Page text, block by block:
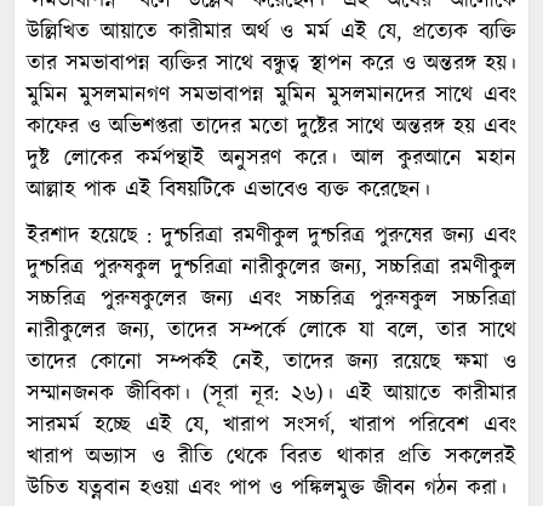
উল্লিখিত আয়াতে কারীমার অর্থ ও মর্ম এই যে, প্রত্যেক ব্যক্তি
তার সমভাবাপন্ন ব্যক্তির সাথে বন্ধুত্ব স্থাপন করে ও অন্তরঙ্গ হয়।
মুমিন মুসলমানগণ সমভাবাপন্ন মুমিন মুসলমানদের সাথে এবং
কাফের ও অভিশপ্তরা তাদের মতো দুষ্টের সাথে অন্তরঙ্গ হয় এবং
দুষ্ট লোকের কর্মপন্থাই অনুসরণ করে। আল কুরআনে মহান
আল্লাহ পাক এই বিষয়টিকে এভাবেও ব্যক্ত করেছেন।
ইরশাদ হয়েছে : দুশ্চরিত্রা রমণীকুল দুশ্চরিত্র পুরুষের জন্য এবং
দুশ্চরিত্র পুরুষকুল দুশ্চরিত্রা নারীকুলের জন্য, সচ্চরিত্রা রমণীকুল
সচ্চরিত্র পুরুষকুলের জন্য এবং সচ্চরিত্র পুরুষকুল সচ্চরিত্রা
নারীকুলের জন্য, তাদের সম্পর্কে লোকে যা বলে, তার সাথে
তাদের কোনো সম্পর্কই নেই, তাদের জন্য রয়েছে ক্ষমা ও
সম্মানজনক জীবিকা। (সূরা নূর: ২৬)। এই আয়াতে কারীমার
সারমর্ম হচ্ছে এই যে, খারাপ সংসর্গ, খারাপ পরিবেশ এবং
খারাপ অভ্যাস ও রীতি থেকে বিরত থাকার প্রতি সকলেরই
উচিত যত্নবান হওয়া এবং পাপ ও পঙ্কিলমুক্ত জীবন গঠন করা।